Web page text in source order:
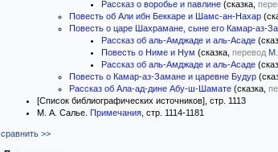
Рассказ о воробье и павлине (сказка,
Повесть об Али ибн Беккаре и Шамс-ан-Нахар
Повесть о царе Шахрамане, сыне его Камар-аз-
Рассказ об аль-Амджаде и аль-Асаде
Повесть о Ниме и Нум (сказка, перевод
Рассказ об аль-Амджаде и аль-Асаде
Повесть о Камар-аз-Замане и царевне Будур
Рассказ об Ала-ад-дине Абу-ш-Шамате (сказка,
[Список библиографических источников], стр. 1113
М. А. Салье. Примечания , стр. 1114-1181
сравнить >>